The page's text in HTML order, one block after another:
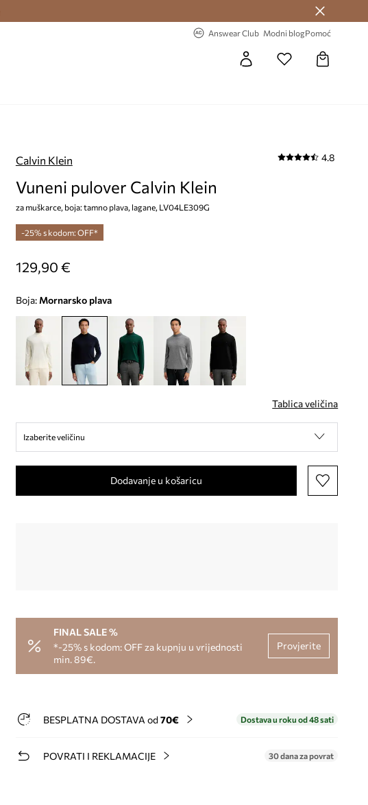
Answear Club Modni blogPomoć
Calvin Klein 4.8
Vuneni pulover Calvin Klein
za muškarce, boja: tamno plava, lagane, LV04LE309G
-25% s kodom: OFF*
129,90 €
Boja: mornarsko plava
Tablica veličina
Izaberite veličinu
Dodavanje u košaricu
FINAL SALE %
*-25% s kodom: OFF za kupnju u vrijednosti
min. 89€.
Provjerite
BESPLATNA DOSTAVA od 70€ Dostava u roku od 48 sati
POVRATI I REKLAMACIJE 30 dana za povrat